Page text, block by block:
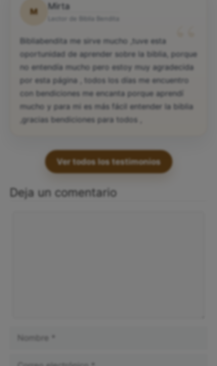
M
Mirta
“
Bibliabendita me sirve mucho ,tuve esta
oportunidad de aprender sobre la biblia, porque
no entendía mucho pero estoy muy agradecida
por esta página , todos los días me encuentro
con bendiciones me encanta porque aprendí
mucho y para mi es más fácil entender la biblia
,gracias bendiciones para todos ,
Ver todos los testimonios
Deja un comentario